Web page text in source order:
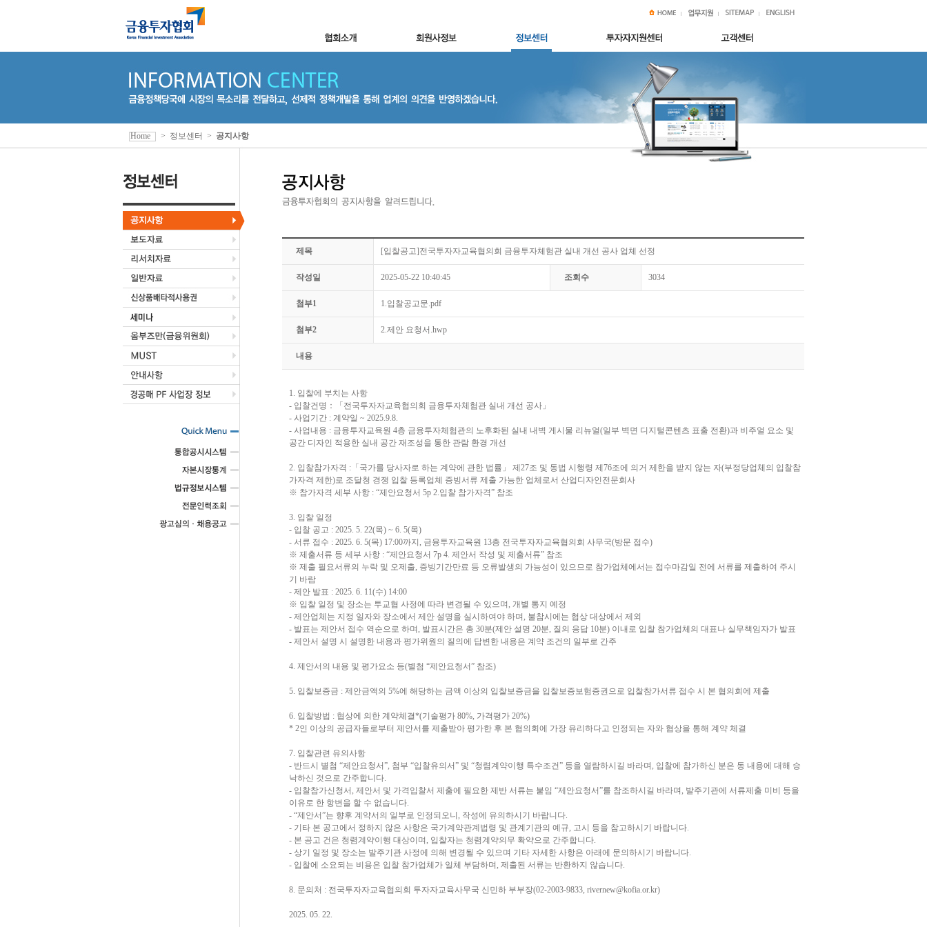
Home > 정보센터 > 공지사항
제목 [입찰공고]전국투자자교육협의회 금융투자체험관 실내 개선 공사 업체 선정
작성일 2025-05-22 10:40:45 조회수 3034
첨부1 1.입찰공고문.pdf
첨부2 2.제안 요청서.hwp
내용
1. 입찰에 부치는 사항
- 입찰건명：「전국투자자교육협의회 금융투자체험관 실내 개선 공사」
- 사업기간 : 계약일 ~ 2025.9.8.
- 사업내용 : 금융투자교육원 4층 금융투자체험관의 노후화된 실내 내벽 게시물 리뉴얼(일부 벽면 디지털콘텐츠 표출 전환)과 비주얼 요소 및
공간 디자인 적용한 실내 공간 재조성을 통한 관람 환경 개선
2. 입찰참가자격 :「국가를 당사자로 하는 계약에 관한 법률」 제27조 및 동법 시행령 제76조에 의거 제한을 받지 않는 자(부정당업체의 입찰참
가자격 제한)로 조달청 경쟁 입찰 등록업체 증빙서류 제출 가능한 업체로서 산업디자인전문회사
※ 참가자격 세부 사항 : “제안요청서 5p 2.입찰 참가자격” 참조
3. 입찰 일정
- 입찰 공고 : 2025. 5. 22(목) ~ 6. 5(목)
- 서류 접수 : 2025. 6. 5(목) 17:00까지, 금융투자교육원 13층 전국투자자교육협의회 사무국(방문 접수)
※ 제출서류 등 세부 사항 : “제안요청서 7p 4. 제안서 작성 및 제출서류” 참조
※ 제출 필요서류의 누락 및 오제출, 증빙기간만료 등 오류발생의 가능성이 있으므로 참가업체에서는 접수마감일 전에 서류를 제출하여 주시
기 바람
- 제안 발표 : 2025. 6. 11(수) 14:00
※ 입찰 일정 및 장소는 투교협 사정에 따라 변경될 수 있으며, 개별 통지 예정
- 제안업체는 지정 일자와 장소에서 제안 설명을 실시하여야 하며, 불참시에는 협상 대상에서 제외
- 발표는 제안서 접수 역순으로 하며, 발표시간은 총 30분(제안 설명 20분, 질의 응답 10분) 이내로 입찰 참가업체의 대표나 실무책임자가 발표
- 제안서 설명 시 설명한 내용과 평가위원의 질의에 답변한 내용은 계약 조건의 일부로 간주
4. 제안서의 내용 및 평가요소 등(별첨 “제안요청서” 참조)
5. 입찰보증금 : 제안금액의 5%에 해당하는 금액 이상의 입찰보증금을 입찰보증보험증권으로 입찰참가서류 접수 시 본 협의회에 제출
6. 입찰방법 : 협상에 의한 계약체결*(기술평가 80%, 가격평가 20%)
* 2인 이상의 공급자들로부터 제안서를 제출받아 평가한 후 본 협의회에 가장 유리하다고 인정되는 자와 협상을 통해 계약 체결
7. 입찰관련 유의사항
- 반드시 별첨 “제안요청서”, 첨부 “입찰유의서” 및 “청렴계약이행 특수조건” 등을 열람하시길 바라며, 입찰에 참가하신 분은 동 내용에 대해 승
낙하신 것으로 간주합니다.
- 입찰참가신청서, 제안서 및 가격입찰서 제출에 필요한 제반 서류는 붙임 “제안요청서”를 참조하시길 바라며, 발주기관에 서류제출 미비 등을
이유로 한 항변을 할 수 없습니다.
- “제안서”는 향후 계약서의 일부로 인정되오니, 작성에 유의하시기 바랍니다.
- 기타 본 공고에서 정하지 않은 사항은 국가계약관계법령 및 관계기관의 예규, 고시 등을 참고하시기 바랍니다.
- 본 공고 건은 청렴계약이행 대상이며, 입찰자는 청렴계약의무 확약으로 간주합니다.
- 상기 일정 및 장소는 발주기관 사정에 의해 변경될 수 있으며 기타 자세한 사항은 아래에 문의하시기 바랍니다.
- 입찰에 소요되는 비용은 입찰 참가업체가 일체 부담하며, 제출된 서류는 반환하지 않습니다.
8. 문의처 : 전국투자자교육협의회 투자자교육사무국 신민하 부부장(02-2003-9833, rivernew@kofia.or.kr)
2025. 05. 22.